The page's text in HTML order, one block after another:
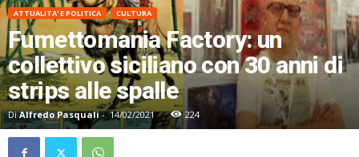
ATTUALITA' E POLITICA CULTURA
Fumettomania Factory: un
collettivo siciliano con 30 anni di
strips alle spalle
Di Alfredo Pasquali- 14/02/2021 224